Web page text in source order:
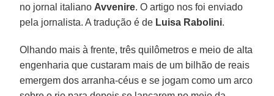
no jornal italiano Avvenire. O artigo nos foi enviado
pela jornalista. A tradução é de Luisa Rabolini.
Olhando mais à frente, três quilômetros e meio de alta
engenharia que custaram mais de um bilhão de reais
emergem dos arranha-céus e se jogam como um arco